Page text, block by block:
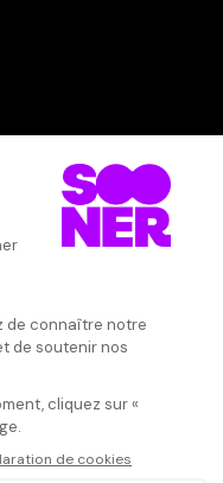
Plus que
évidemment,
la musique
succès.